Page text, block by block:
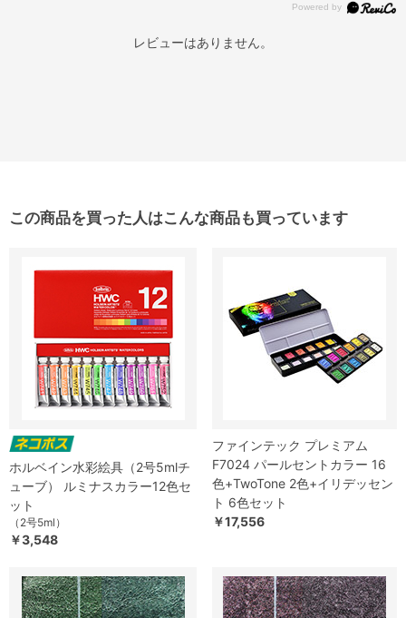
レビューはありません。
この商品を買った人はこんな商品も買っています
ホルベイン水彩絵具（2号5mlチ
ューブ） ルミナスカラー12色セ
ット
（2号5ml）
￥3,548
ファインテック プレミアム
F7024 パールセントカラー 16
色+TwoTone 2色+イリデッセン
ト 6色セット
￥17,556